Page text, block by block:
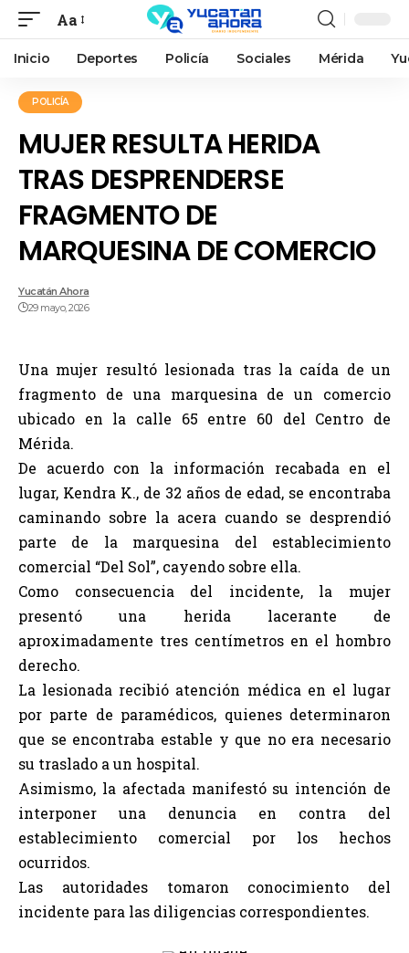
Aa
Inicio Deportes Policía Sociales Mérida
POLICÍA
MUJER RESULTA HERIDA
TRAS DESPRENDERSE
FRAGMENTO DE
MARQUESINA DE COMERCIO
Yucatán Ahora
29 mayo, 2026
Una mujer resultó lesionada tras la caída de un
fragmento de una marquesina de un comercio
ubicado en la calle 65 entre 60 del Centro de
Mérida.
De acuerdo con la información recabada en el
lugar, Kendra K., de 32 años de edad, se encontraba
caminando sobre la acera cuando se desprendió
parte de la marquesina del establecimiento
comercial “Del Sol”, cayendo sobre ella.
Como consecuencia del incidente, la mujer
presentó una herida lacerante de
aproximadamente tres centímetros en el hombro
derecho.
La lesionada recibió atención médica en el lugar
por parte de paramédicos, quienes determinaron
que se encontraba estable y que no era necesario
su traslado a un hospital.
Asimismo, la afectada manifestó su intención de
interponer una denuncia en contra del
establecimiento comercial por los hechos
ocurridos.
Las autoridades tomaron conocimiento del
incidente para las diligencias correspondientes.